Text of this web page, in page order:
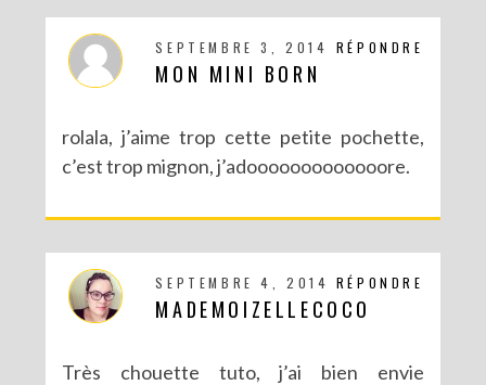
RÉPONDRE
SEPTEMBRE 3, 2014
MON MINI BORN
rolala, j’aime trop cette petite pochette,
c’est trop mignon, j’adooooooooooooore.
RÉPONDRE
SEPTEMBRE 4, 2014
MADEMOIZELLECOCO
Très chouette tuto, j’ai bien envie